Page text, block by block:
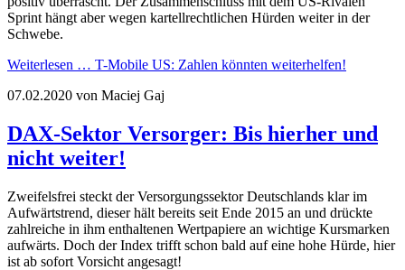
Sprint hängt aber wegen kartellrechtlichen Hürden weiter in der
Schwebe.
Weiterlesen … T-Mobile US: Zahlen könnten weiterhelfen!
07.02.2020 von Maciej Gaj
DAX-Sektor Versorger: Bis hierher und
nicht weiter!
Zweifelsfrei steckt der Versorgungssektor Deutschlands klar im
Aufwärtstrend, dieser hält bereits seit Ende 2015 an und drückte
zahlreiche in ihm enthaltenen Wertpapiere an wichtige Kursmarken
aufwärts. Doch der Index trifft schon bald auf eine hohe Hürde, hier
ist ab sofort Vorsicht angesagt!